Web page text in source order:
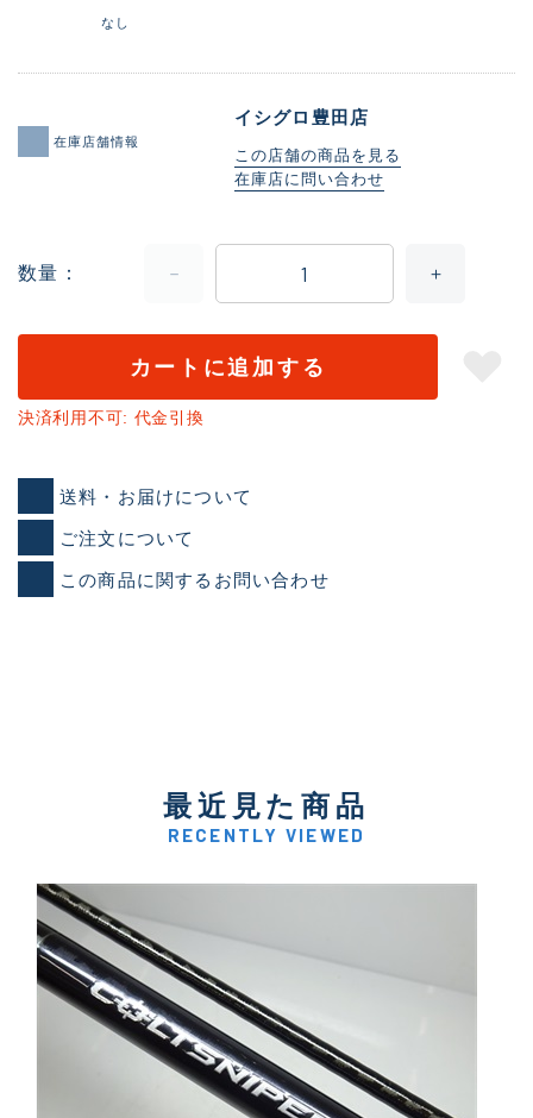
なし
在庫店舗情報
イシグロ豊田店
この店舗の商品を見る
在庫店に問い合わせ
数量
カートに追加する
決済利用不可: 代金引換
送料・お届けについて
ご注文について
この商品に関するお問い合わせ
最近見た商品
RECENTLY VIEWED